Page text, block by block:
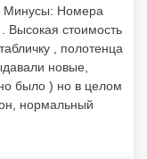
Минусы: Номера
Высокая стоимость
, полотенца
новые,
было ) но в целом
нормальный